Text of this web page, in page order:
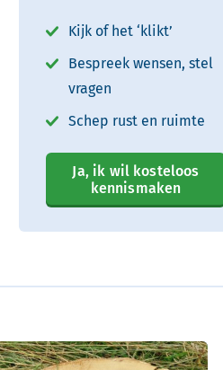
Kijk of het ‘klikt’
Bespreek wensen, stel
vragen
Schep rust en ruimte
Ja, ik wil kosteloos
kennismaken